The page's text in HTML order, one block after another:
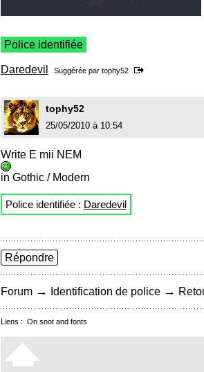
Police identifiée
Daredevil Suggérée par tophy52
tophy52
25/05/2010 à 10:54
Write E mii NEM
in Gothic / Modern
Police identifiée : Daredevil
Répondre
Forum → Identification de police →
Liens : On snot and fonts